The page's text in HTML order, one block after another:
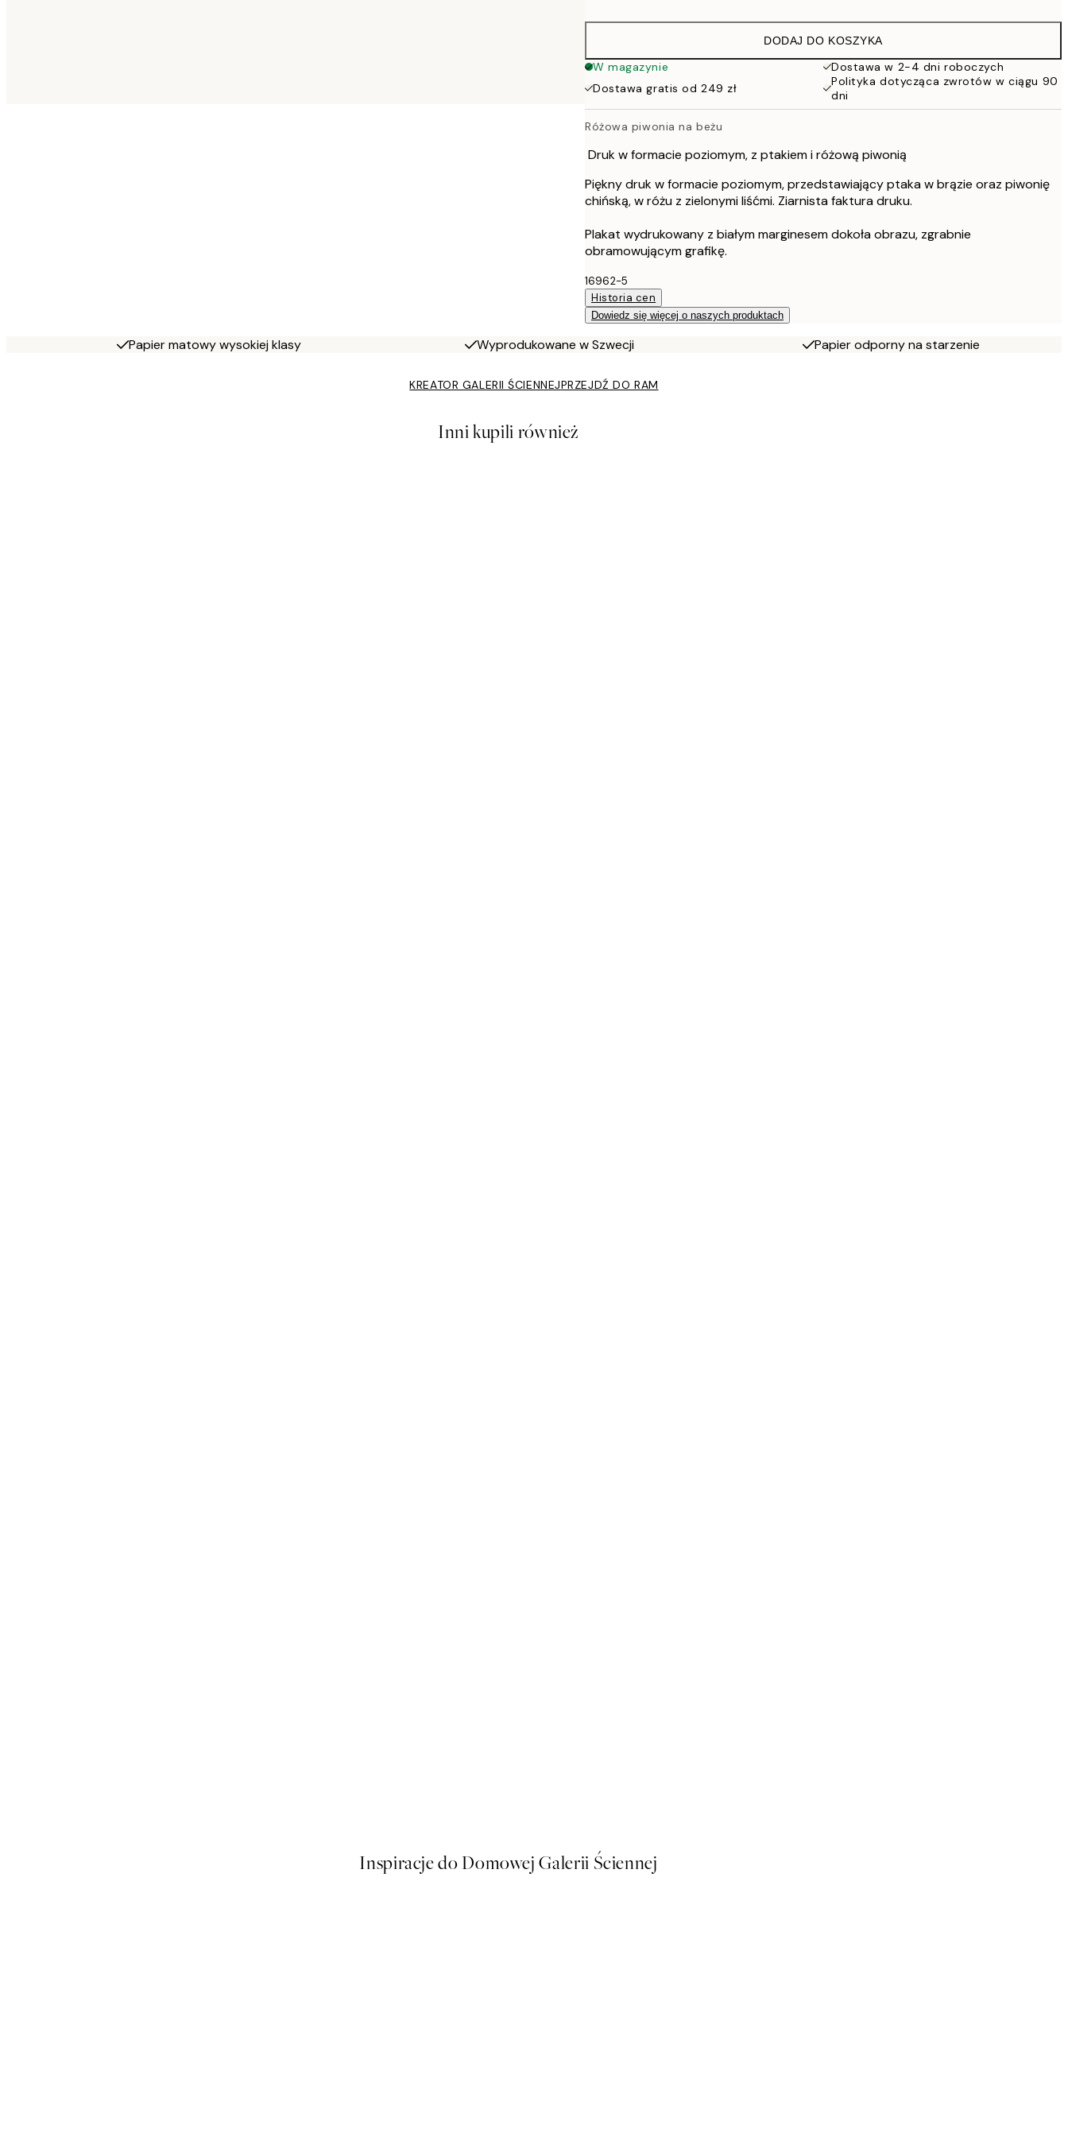
152 zł
DODAJ DO KOSZYKA
W magazynie
Dostawa w 2-4 dni roboczych
Dostawa gratis od 249 zł
Polityka dotycząca zwrotów w ciągu 90
dni
Różowa piwonia na beżu
Druk w formacie poziomym, z ptakiem i różową piwonią
Piękny druk w formacie poziomym, przedstawiający ptaka w brązie oraz piwonię
chińską, w różu z zielonymi liśćmi. Ziarnista faktura druku.
Plakat wydrukowany z białym marginesem dokoła obrazu, zgrabnie
obramowującym grafikę.
16962-5
Historia cen
Dowiedz się więcej o naszych produktach
Papier matowy wysokiej klasy Wyprodukowane w Szwecji Papier odporny na starzenie
KREATOR GALERII ŚCIENNEJPRZEJDŹ DO RAM
Inni kupili również
Inspiracje do Domowej Galerii Ściennej